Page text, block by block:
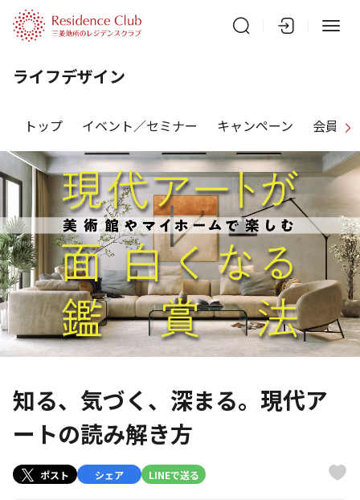
ライフデザイン
トップ イベント／セミナー キャンペーン 会員特
知る、気づく、深まる。現代ア
ートの読み解き方
ポスト シェア LINEで送る